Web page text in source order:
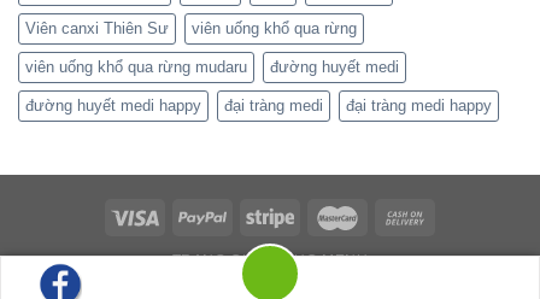
Viên canxi Thiên Sư viên uống khổ qua rừng
viên uống khổ qua rừng mudaru đường huyết medi
đường huyết medi happy đại tràng medi đại tràng medi happy
TRANG CHỦ MỤC MENU